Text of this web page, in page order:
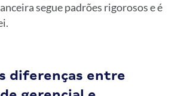
segue padrões rigorosos e é
diferenças entre